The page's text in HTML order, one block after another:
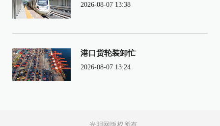
2026-08-07 13:38
港口货轮装卸忙
2026-08-07 13:24